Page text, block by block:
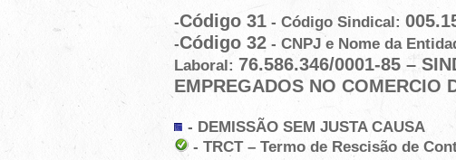
-Código 31 - Código Sindical:
-Código 32 - CNPJ e Nome da
Laboral: 76.586.346/0001-85 –
EMPREGADOS NO COMERCIO
- DEMISSÃO SEM JUSTA CAUSA
- TRCT – Termo de Rescisão de